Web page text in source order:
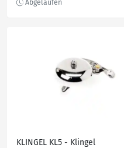
KLINGEL KL5 - Klingel